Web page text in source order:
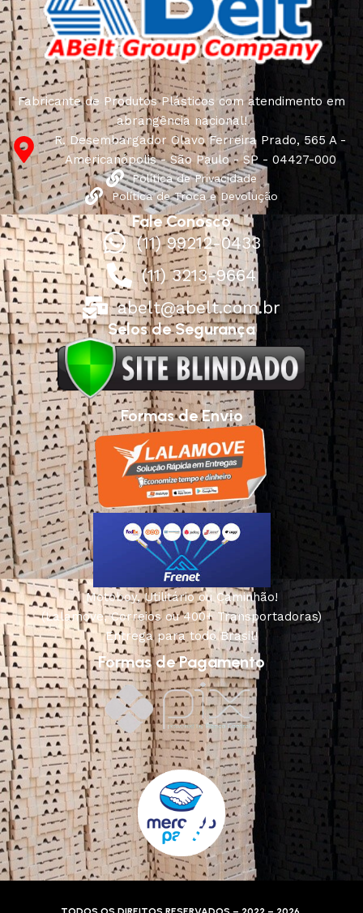
Fabricante de Produtos Plásticos com atendimento em
abrangência nacional!
R. Desembargador Olavo Ferreira Prado, 565 A -
Americanópolis - São Paulo - SP - 04427-000
Política de Privacidade
Política de Troca e Devolução
Fale Conosco
(11) 99212-0433
(11) 3213-9664
abelt@abelt.com.br
Selos de Segurança
Formas de Envio
Motoboy, Utilitário ou Caminhão!
(Lalamove, Correios ou 400+ Transportadoras)
Entrega para todo Brasil!
Formas de Pagamento